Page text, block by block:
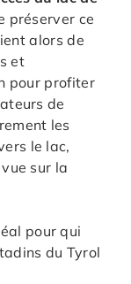
préserver ce
alors de
et
pour profiter
de
les
le lac,
sur la
pour qui
du Tyrol